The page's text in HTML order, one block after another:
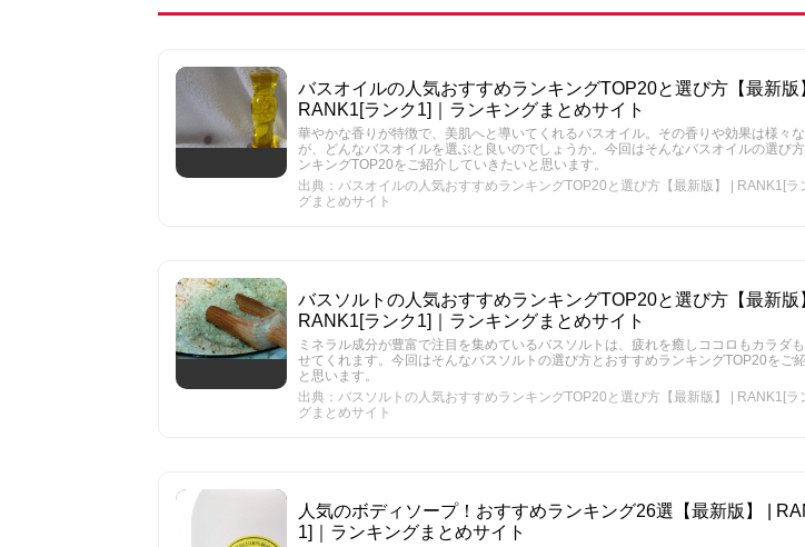
バスオイルの人気おすすめランキングTOP20と選び方【最新版
RANK1[ランク1]｜ランキングまとめサイト
華やかな香りが特徴で、美肌へと導いてくれるバスオイル。その香りや効果は様々
が、どんなバスオイルを選ぶと良いのでしょうか。今回はそんなバスオイルの選び
ンキングTOP20をご紹介していきたいと思います。
出典：バスオイルの人気おすすめランキングTOP20と選び方【最新版】 | RANK1[ラ
グまとめサイト
バスソルトの人気おすすめランキングTOP20と選び方【最新版
RANK1[ランク1]｜ランキングまとめサイト
ミネラル成分が豊富で注目を集めているバスソルトは、疲れを癒しココロもカラダ
せてくれます。今回はそんなバスソルトの選び方とおすすめランキングTOP20をご
と思います。
出典：バスソルトの人気おすすめランキングTOP20と選び方【最新版】 | RANK1[ラ
グまとめサイト
人気のボディソープ！おすすめランキング26選【最新版】 |
1]｜ランキングまとめサイト